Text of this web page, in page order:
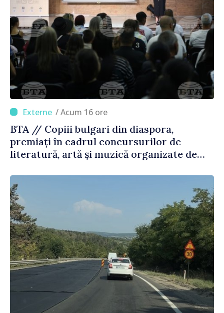
/ Acum 16 ore
BTA // Copiii bulgari din diaspora,
premiați în cadrul concursurilor de
literatură, artă și muzică organizate de
Străinătate